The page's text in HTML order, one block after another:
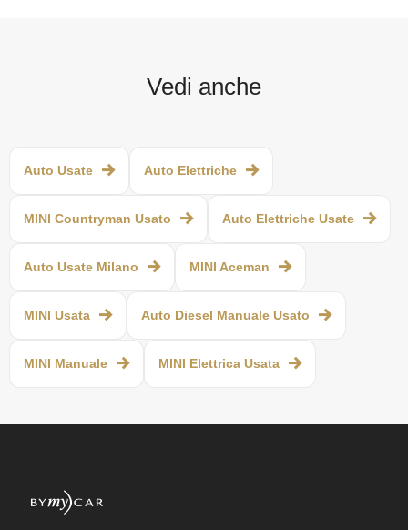
Vedi anche
Auto Usate Auto Elettriche
MINI Countryman Usato Auto Elettriche Usate
Auto Usate Milano MINI Aceman
MINI Usata Auto Diesel Manuale Usato
MINI Manuale MINI Elettrica Usata